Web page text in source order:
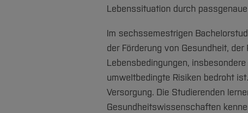
Lebenssituation durch
Im sechssemestrigen
der Förderung von Gesundheit,
Lebensbedingungen,
umweltbedingte Risiken bedroht
Versorgung. Die Studierenden
Gesundheitswissenschaften